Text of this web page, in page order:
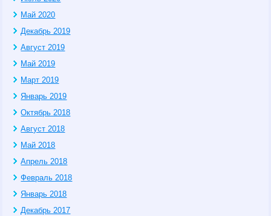
Май 2020
Декабрь 2019
Август 2019
Май 2019
Март 2019
Январь 2019
Октябрь 2018
Август 2018
Май 2018
Апрель 2018
Февраль 2018
Январь 2018
Декабрь 2017